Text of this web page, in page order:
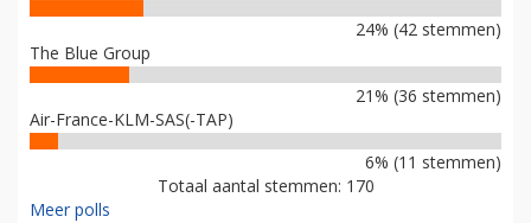
24% (42 stemmen)
The Blue Group
21% (36 stemmen)
Air-France-KLM-SAS(-TAP)
6% (11 stemmen)
Totaal aantal stemmen: 170
Meer polls